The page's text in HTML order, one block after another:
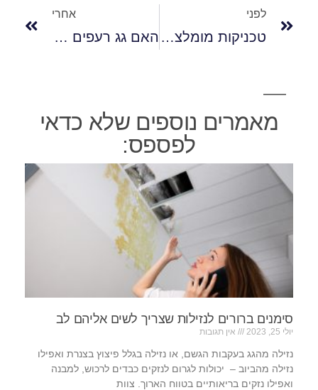
לפני
טכניקות מומלצות לסיוד גגות
אחרי
האם גג רעפים עדיף על פני גג שטוח?
מאמרים נוספים שלא כדאי
לפספס:
סימנים ברורים לנזילות שצריך לשים אליהם לב
יולי 25, 2023 אין תגובות
נזילה מהגג בעקבות הגשם, או נזילה בגלל פיצוץ בצנרת ואפילו
נזילה מהביוב – יכולות לגרום לנזקים כבדים לרכוש, למבנה
ואפילו נזקים בריאותיים בטווח הארוך. צוות